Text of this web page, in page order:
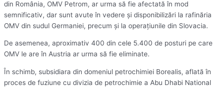
din România, OMV Petrom, ar urma să fie afectată în mod
semnificativ, dar sunt avute în vedere şi disponibilizări la rafinăria
OMV din sudul Germaniei, precum şi la operaţiunile din Slovacia.
De asemenea, aproximativ 400 din cele 5.400 de posturi pe care
OMV le are în Austria ar urma să fie eliminate.
În schimb, subsidiara din domeniul petrochimiei Borealis, aflată în
proces de fuziune cu divizia de petrochimie a Abu Dhabi National